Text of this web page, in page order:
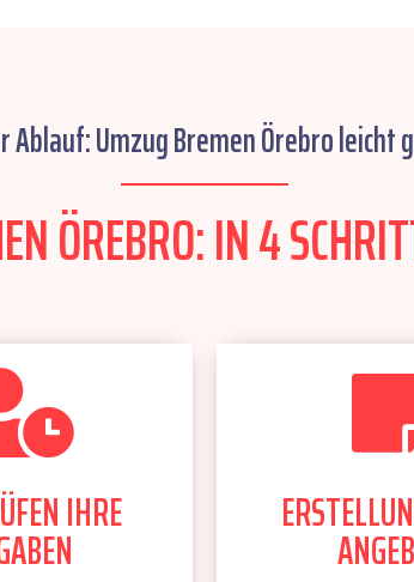
Ablauf: Umzug Bremen Örebro leicht
ÖREBRO: IN 4
IHRE